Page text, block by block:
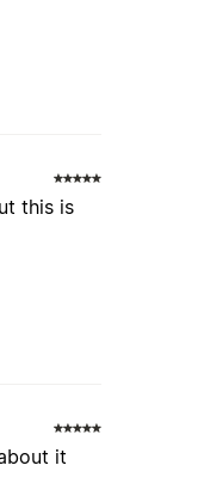
this is
it